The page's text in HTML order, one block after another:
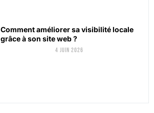
Comment améliorer sa visibilité locale
grâce à son site web ?
4 juin 2026